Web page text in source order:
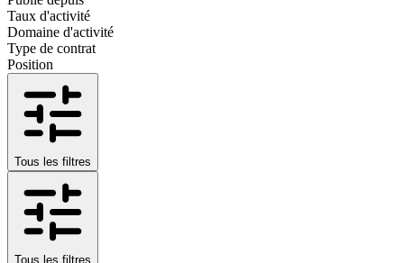
Taux d'activité
Domaine d'activité
Type de contrat
Position
Tous les filtres
Tous les filtres